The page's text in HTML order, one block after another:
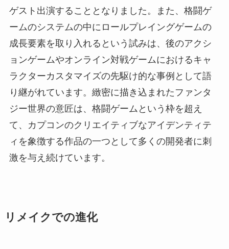
ゲスト出演することとなりました。また、格闘ゲ
ームのシステムの中にロールプレイングゲームの
成長要素を取り入れるという試みは、後のアクシ
ョンゲームやオンライン対戦ゲームにおけるキャ
ラクターカスタマイズの先駆け的な事例として語
り継がれています。緻密に描き込まれたファンタ
ジー世界の意匠は、格闘ゲームという枠を超え
て、カプコンのクリエイティブなアイデンティテ
ィを象徴する作品の一つとして多くの開発者に刺
激を与え続けています。
リメイクでの進化